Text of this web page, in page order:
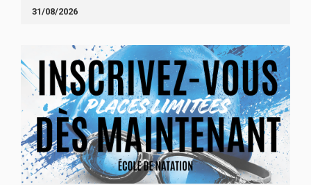
31/08/2026